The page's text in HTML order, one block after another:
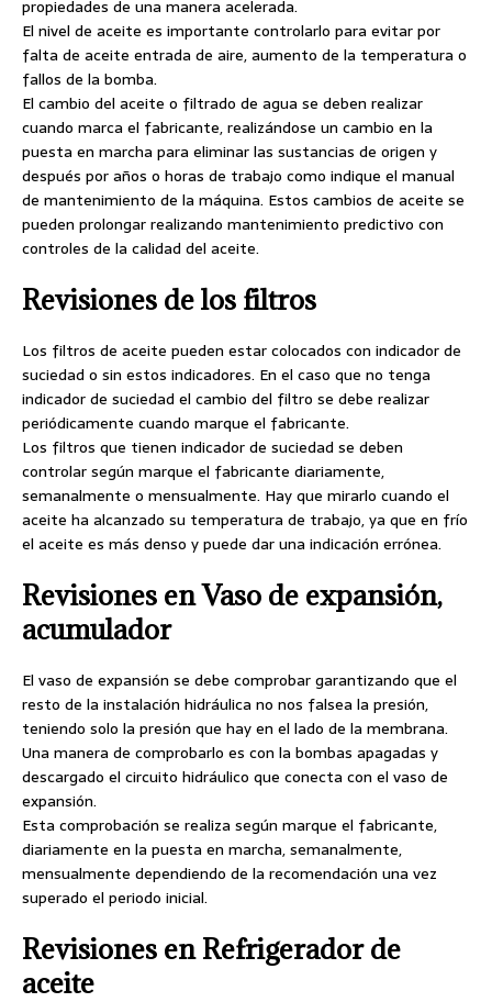
propiedades de una manera acelerada.
El nivel de aceite es importante controlarlo para evitar por
falta de aceite entrada de aire, aumento de la temperatura o
fallos de la bomba.
El cambio del aceite o filtrado de agua se deben realizar
cuando marca el fabricante, realizándose un cambio en la
puesta en marcha para eliminar las sustancias de origen y
después por años o horas de trabajo como indique el manual
de mantenimiento de la máquina. Estos cambios de aceite se
pueden prolongar realizando mantenimiento predictivo con
controles de la calidad del aceite.
Revisiones de los filtros
Los filtros de aceite pueden estar colocados con indicador de
suciedad o sin estos indicadores. En el caso que no tenga
indicador de suciedad el cambio del filtro se debe realizar
periódicamente cuando marque el fabricante.
Los filtros que tienen indicador de suciedad se deben
controlar según marque el fabricante diariamente,
semanalmente o mensualmente. Hay que mirarlo cuando el
aceite ha alcanzado su temperatura de trabajo, ya que en frío
el aceite es más denso y puede dar una indicación errónea.
Revisiones en Vaso de expansión,
acumulador
El vaso de expansión se debe comprobar garantizando que el
resto de la instalación hidráulica no nos falsea la presión,
teniendo solo la presión que hay en el lado de la membrana.
Una manera de comprobarlo es con la bombas apagadas y
descargado el circuito hidráulico que conecta con el vaso de
expansión.
Esta comprobación se realiza según marque el fabricante,
diariamente en la puesta en marcha, semanalmente,
mensualmente dependiendo de la recomendación una vez
superado el periodo inicial.
Revisiones en Refrigerador de
aceite